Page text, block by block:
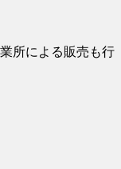
所による販売も行